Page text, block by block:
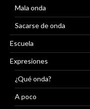
Mala onda
Sacarse de onda
Escuela
Expresiones
¿Qué onda?
A poco